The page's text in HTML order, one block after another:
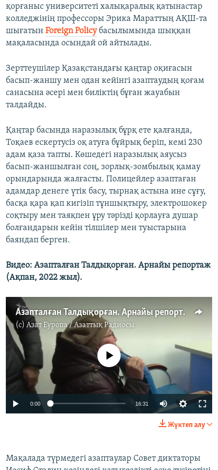
қорғаныс университеті халықаралық қатынастар
колледжінің профессоры Эрика Мараттың АҚШ-та
шығатын Foreign Policyбасылымында шыққан
мақаласында осындай ой айтылады.
Зерттеушілер Қазақстандағы қаңтар оқиғасын
басып-жаншу мен одан кейінгі азаптаудың қоғам
санасына әсері мен биліктің бұған жауабын
талдайды.
Қаңтар басында наразылық бұрқ ете қалғанда,
Тоқаев ескертусіз оқ атуға бұйрық беріп, кемі 230
адам қаза тапты. Көшедегі наразылық аяусыз
басып-жаншылған соң, зорлық-зомбылық қамау
орындарында жалғасты. Полицейлер азаптаған
адамдар денеге үтік басу, тырнақ астына ине сұғу,
басқа қара қап кигізіп тұншықтыру, электрошокер
соқтыру мен таяқпен ұру тәрізді қорлауға душар
болғандарын кейін тілшілер мен туыстарына
баяндап берген.
Видео: Азапталған Талдықорған. Арнайы репортаж
(Ақпан, 2022 жыл).
Азапталған Талдықорған. Арнайы репортаж
(c) Азат Еуропа / Азаттық Радиосы
No media source currently available
0:00 16:31
Жүктеп алу
Мақалада түрмедегі азаптаулар Совет диктаторы